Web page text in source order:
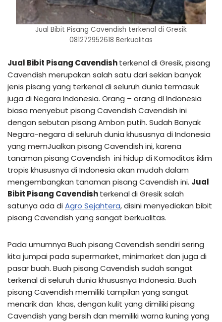
Jual Bibit Pisang Cavendish terkenal di Gresik
081272952618 Berkualitas
Jual Bibit Pisang Cavendishterkenal di Gresik, pisang
Cavendish merupakan salah satu dari sekian banyak
jenis pisang yang terkenal di seluruh dunia termasuk
juga di Negara Indonesia. Orang – orang dI Indonesia
biasa menyebut pisang Cavendish Cavendish ini
dengan sebutan pisang Ambon putih. Sudah Banyak
Negara-negara di seluruh dunia khususnya di Indonesia
yang memJualkan pisang Cavendish ini, karena
tanaman pisang Cavendish ini hidup di Komoditas iklim
tropis khususnya di Indonesia akan mudah dalam
mengembangkan tanaman pisang Cavendish ini. Jual
Bibit Pisang Cavendishterkenaldi Gresik salah
satunya ada diAgro Sejahtera, disini menyediakan bibit
pisang Cavendish yang sangat berkualitas.
Pada umumnya Buah pisang Cavendish sendiri sering
kita jumpai pada supermarket, minimarket dan juga di
pasar buah. Buah pisang Cavendish sudah sangat
terkenal di seluruh dunia khususnya Indonesia. Buah
pisang Cavendish memiliki tampilan yang sangat
menarik dan khas, dengan kulit yang dimiliki pisang
Cavendish yang bersih dan memiliki warna kuning yang